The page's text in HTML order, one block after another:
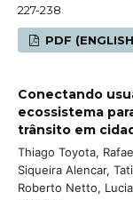
227-238
PDF
Conectando
ecossistema
trânsito em
Thiago Toyota,
Siqueira Alencar,
Roberto Netto,